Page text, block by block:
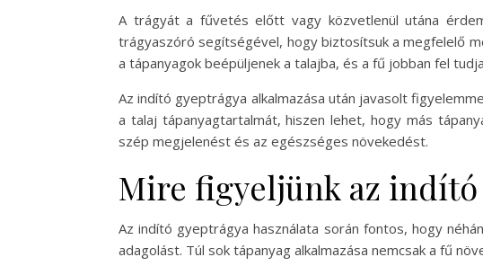
A trágyát a fűvetés előtt vagy közvetlenül utána
trágyaszóró segítségével, hogy biztosítsuk a megfelelő
a tápanyagok beépüljenek a talajba, és a fű jobban fel
Az indító gyeptrágya alkalmazása után javasolt
a talaj tápanyagtartalmát, hiszen lehet, hogy más
szép megjelenést és az egészséges növekedést.
Mire figyeljünk az indító
Az indító gyeptrágya használata során fontos, hogy
adagolást. Túl sok tápanyag alkalmazása nemcsak a fű